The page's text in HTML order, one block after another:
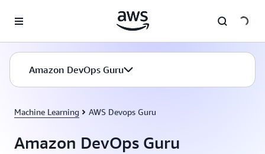
Amazon DevOps Guru
Machine Learning AWS Devops Guru
Amazon DevOps Guru